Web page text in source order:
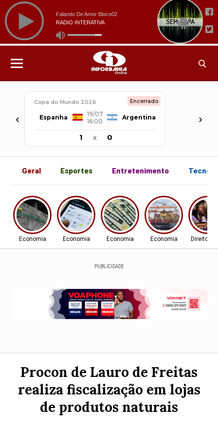
‹
Copa do Mundo 2026 Encerrado
Espanha
19/07
16:00
Argentina
1 x 0
›
Geral Esportes Entretenimento
Economia Economia Economia Economia Direitos
PUBLICIDADE
Procon de Lauro de Freitas
realiza fiscalização em lojas
de produtos naturais